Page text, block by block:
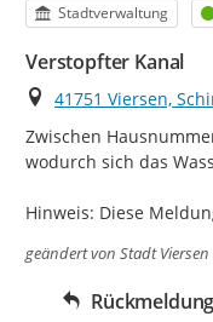
Kategorie
Stadtverwaltung
Verstopfter Kanal
Ort
41751 Viersen,
Zwischen
wodurch sich das
Hinweis: Diese
geändert von Stadt
Rückmeldung